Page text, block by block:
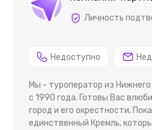
Личность
Недоступно
Мы - туроператор из
с 1990 года. Готовы Вас
город и его окрестности.
единственный Кремль,